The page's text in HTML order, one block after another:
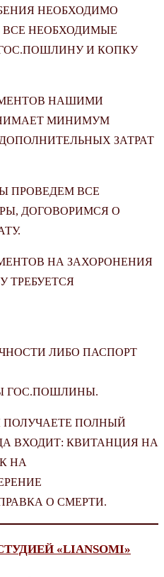
НЕОБХОДИМО
ВСЕ НЕОБХОДИМЫЕ
И КОПКУ
НАШИМИ
МИНИМУМ
ЗАТРАТ
ПРОВЕДЕМ ВСЕ
ДОГОВОРИМСЯ О
НА ЗАХОРОНЕНИЯ
ТРЕБУЕТСЯ
ЛИБО ПАСПОРТ
ГОС.ПОШЛИНЫ.
ПОЛНЫЙ
ВХОДИТ: КВИТАНЦИЯ НА
НА
О СМЕРТИ.
«LIANSOMI»